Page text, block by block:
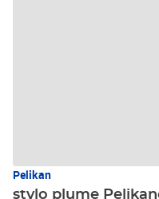
Pelikan
stylo plume